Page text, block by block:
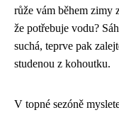
růže vám během zimy
že potřebuje vodu?
suchá, teprve pak
studenou z kohoutku.
V topné sezóně